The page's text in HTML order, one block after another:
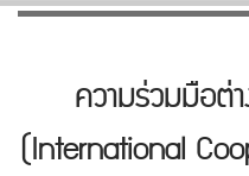
ความร่วมมือต่
(International